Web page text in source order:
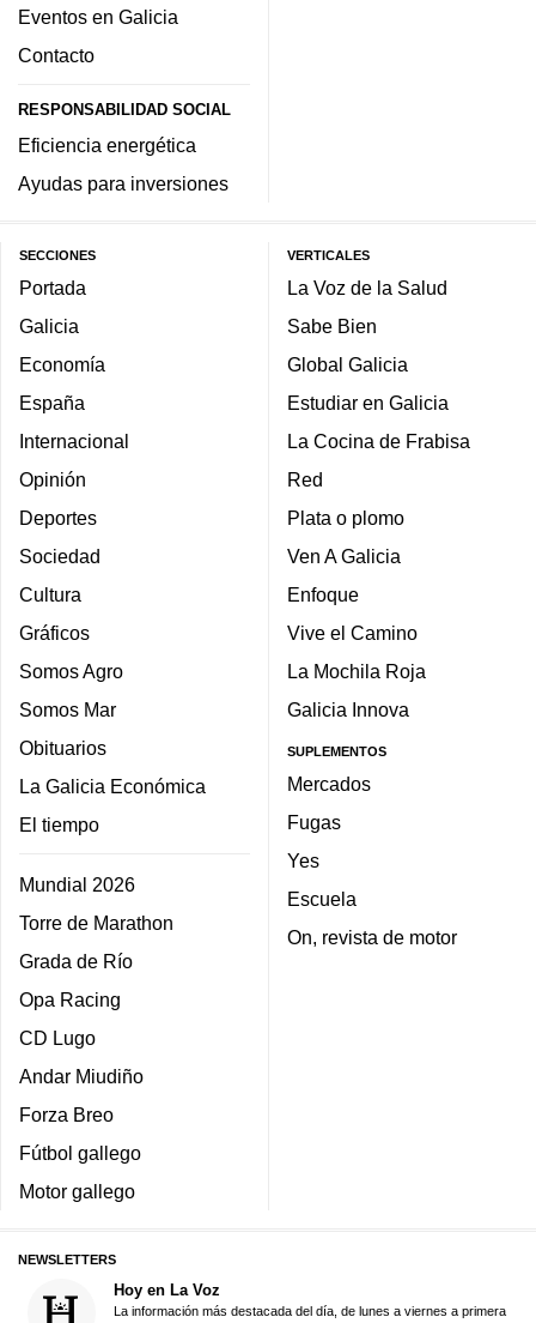
Eventos en Galicia
Contacto
RESPONSABILIDAD SOCIAL
Eficiencia energética
Ayudas para inversiones
SECCIONES
Portada
Galicia
Economía
España
Internacional
Opinión
Deportes
Sociedad
Cultura
Gráficos
Somos Agro
Somos Mar
Obituarios
La Galicia Económica
El tiempo
Mundial 2026
Torre de Marathon
Grada de Río
Opa Racing
CD Lugo
Andar Miudiño
Forza Breo
Fútbol gallego
Motor gallego
VERTICALES
La Voz de la Salud
Sabe Bien
Global Galicia
Estudiar en Galicia
La Cocina de Frabisa
Red
Plata o plomo
Ven A Galicia
Enfoque
Vive el Camino
La Mochila Roja
Galicia Innova
SUPLEMENTOS
Mercados
Fugas
Yes
Escuela
On, revista de motor
NEWSLETTERS
Hoy en La Voz
La información más destacada del día, de lunes a viernes a primera